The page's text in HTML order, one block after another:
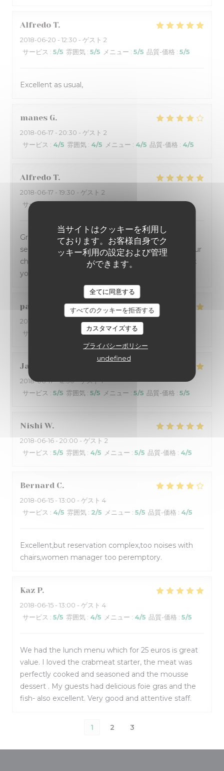
当サイトはクッキーを利用し
ております。お客様自身でク
ッキー利用の設定および管理
ができます。
全てに同意する
すべてのクッキーを拒否する
カスタマイズする
プライバシーポリシー
undefined
Alfredo T
2018-06-20 - 12:30 - ゲスト 2
サービス : 5/5 雰囲気 : 5/5 メニュー : 5/5 品質-価格 : 5/5
Excellent as usual,
manes G
2018-06-17 - 20:30 - ゲスト 2
サービス : 4/5 雰囲気 : 4/5 メニュー : 4/5 品質-価格 : 4/5
Alfredo T
2018-06-17 - 19:30 - ゲスト 2
サービス
/5
Great quality food, location and service! Real good
selection of wines to go with the chosen meals. Our
choice for many years while visiting Antibes. Thank
you it’s always a pleasure.
patrick
2018-06-16
- 20:30 - ゲスト 6
サービス
雰囲気:4/5 メニュー:5/5
Jacques
2018-06-17- 12:30 - ゲスト 1
サービス : 5/5 雰囲気 : 5/5 メニュー : 5/5 品質-価格 : 5/5
Nishi W
2018-06-16 - 20:00 - ゲスト 2
サービス : 5/5 雰囲気 : 4/5 メニュー : 5/5 品質-価格 : 4/5
Bernard C
2018-06-15 - 13:00 - ゲスト 4
サービス : 4/5 雰囲気 : 2/5 メニュー : 5/5 品質-価格 : 4/5
Excellent,but reservation complex,too noises with
chairs,women manager too peremptory.
Kaz P
2018-06-15 - 13:00 - ゲスト 4
サービス : 5/5 雰囲気 : 4/5 メニュー : 4/5 品質-価格 : 5/5
We had the lunch menu which for 25 euros is great
value. I loved the crabmeat starter, the meat was
perfectly cooked and seasoned and the mousse
dessert . My guests had delicious foie gras and the
fish- also excellent. Very good and attentive staff.
1 2 3